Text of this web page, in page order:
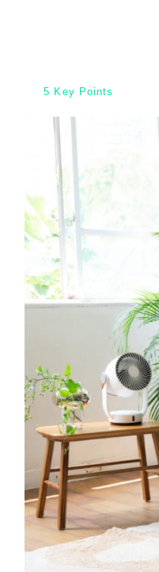
5 Key Points